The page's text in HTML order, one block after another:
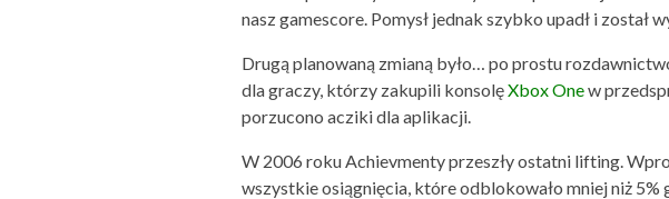
nasz gamescore. Pomysł jednak szybko upadł i został
Drugą planowaną zmianą było… po prostu
dla graczy, którzy zakupili konsolęXbox Onew
porzucono acziki dla aplikacji.
W 2006 roku Achievmenty przeszły ostatni lifting.
wszystkie osiągnięcia, które odblokowało mniej niż 5%